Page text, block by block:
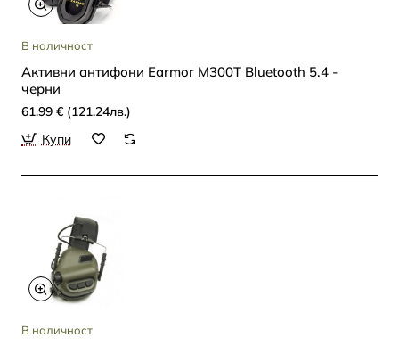
В наличност
Активни антифони Earmor M300T Bluetooth 5.4 -
черни
61.99 € (121.24лв.)
Купи
В наличност